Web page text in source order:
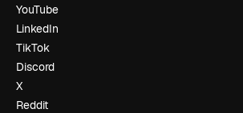
YouTube
LinkedIn
TikTok
Discord
X
Reddit